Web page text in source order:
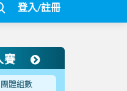
登入/註冊
賽
團體組數